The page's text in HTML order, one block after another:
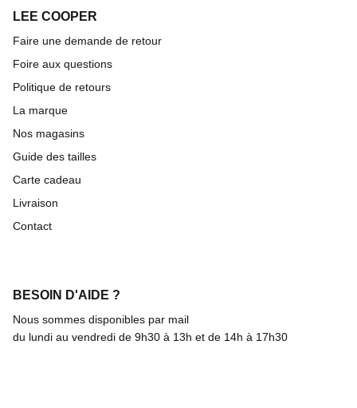
LEE COOPER
Faire une demande de retour
Foire aux questions
Politique de retours
La marque
Nos magasins
Guide des tailles
Carte cadeau
Livraison
Contact
BESOIN D'AIDE ?
Nous sommes disponibles par mail
du lundi au vendredi de 9h30 à 13h et de 14h à 17h30